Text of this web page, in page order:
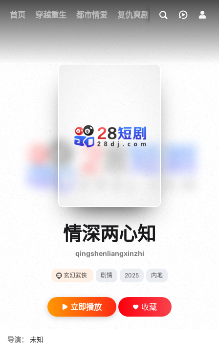
首页 穿越重生 都市情爱 复仇爽剧 玄幻武侠 奇幻
我的观影记录
{if condition="$obj.vod_points
gt 0"}
28短剧
情深两心知
qingshenliangxinzhi
玄幻武侠 剧情 2025 内地
立即播放 收藏
导演：
未知